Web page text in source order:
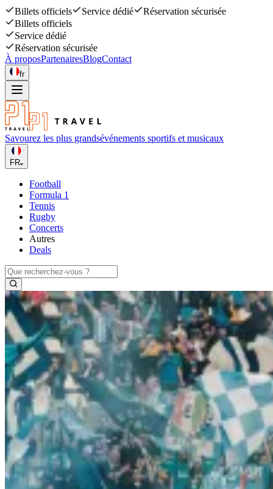
Billets officiels Service dédié
Réservation sécurisée
Billets officiels
Service dédié
Réservation sécurisée
À proposPartenairesBlogContact
fr
Savourez les plus grandsévénements sportifs et musicaux
FR
Football
Formula 1
Tennis
Rugby
Concerts
Autres
Deals